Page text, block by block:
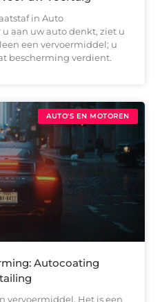
in Auto
aan uw auto denkt, ziet u
een vervoermiddel; u
bescherming verdient.
AUTO'S EN MOTOREN
Autocoating
vervoermiddel. Het is een